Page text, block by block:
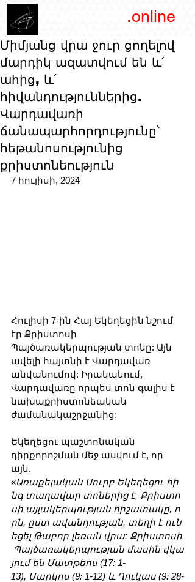
.online
Միմյանց վրա ջուր ցողելով
մարդիկ ազատվում են և՛
ահից, և՛
հիվանդություններից.
Վարդավառի
ճանապարհորդությունը՝
հեթանոսությունից
քրիստոնեություն
7 հուլիսի, 2024
Հուլիսի 7-ին Հայ Եկեղեցին նշում
էր Քրիստոսի
Պայծառակերպության տոնը: Այն
ավելի հայտնի է Վարդավառ
անվանումով: Իրականում,
Վարդավառը որպես տոն գալիս է
նախաքրիստոնեական
ժամանակաշրջանից:
Եկեղեցու պաշտոնական
դիրքորոշման մեջ ասվում է, որ
այն.
«Առաքելական Սուրբ Եկեղեցու հի
նգ տաղավար տոներից է, Քրիստո
սի այլակերպության հիշատակը, ո
րն, ըստ ավանդության, տեղի է ուն
եցել Թաբոր լեռան վրա: Քրիստոսի
Պայծառակերպության մասին վկա
յում են Մատթեոս (17: 1-
13), Մարկոս (9: 1-12) և Ղուկաս (9: 28-